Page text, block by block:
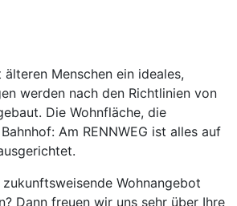
älteren Menschen ein ideales,
werden nach den Richtlinien von
Die Wohnfläche, die
Am RENNWEG ist alles auf
Wohnangebot
Dann freuen wir uns sehr über Ihre